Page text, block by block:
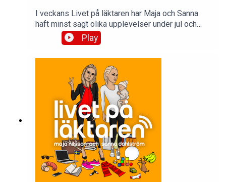
I veckans Livet på läktaren har Maja och Sanna
haft minst sagt olika upplevelser under jul och
nyår. Dessutom tar dom upp ett mail som
återknyter till ett tidigare avsnitt. Och sist men
Play